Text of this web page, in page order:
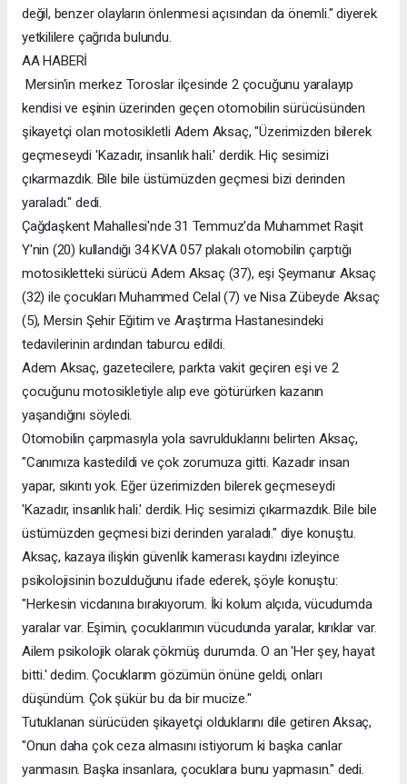
değil, benzer olayların önlenmesi açısından da önemli." diyerek
yetkililere çağrıda bulundu.
AA HABERİ
Mersin'in merkez Toroslar ilçesinde 2 çocuğunu yaralayıp
kendisi ve eşinin üzerinden geçen otomobilin sürücüsünden
şikayetçi olan motosikletli Adem Aksaç, "Üzerimizden bilerek
geçmeseydi 'Kazadır, insanlık hali.' derdik. Hiç sesimizi
çıkarmazdık. Bile bile üstümüzden geçmesi bizi derinden
yaraladı." dedi.
Çağdaşkent Mahallesi'nde 31 Temmuz'da Muhammet Raşit
Y'nin (20) kullandığı 34 KVA 057 plakalı otomobilin çarptığı
motosikletteki sürücü Adem Aksaç (37), eşi Şeymanur Aksaç
(32) ile çocukları Muhammed Celal (7) ve Nisa Zübeyde Aksaç
(5), Mersin Şehir Eğitim ve Araştırma Hastanesindeki
tedavilerinin ardından taburcu edildi.
Adem Aksaç, gazetecilere, parkta vakit geçiren eşi ve 2
çocuğunu motosikletiyle alıp eve götürürken kazanın
yaşandığını söyledi.
Otomobilin çarpmasıyla yola savrulduklarını belirten Aksaç,
"Canımıza kastedildi ve çok zorumuza gitti. Kazadır insan
yapar, sıkıntı yok. Eğer üzerimizden bilerek geçmeseydi
'Kazadır, insanlık hali.' derdik. Hiç sesimizi çıkarmazdık. Bile bile
üstümüzden geçmesi bizi derinden yaraladı." diye konuştu.
Aksaç, kazaya ilişkin güvenlik kamerası kaydını izleyince
psikolojisinin bozulduğunu ifade ederek, şöyle konuştu:
"Herkesin vicdanına bırakıyorum. İki kolum alçıda, vücudumda
yaralar var. Eşimin, çocuklarımın vücudunda yaralar, kırıklar var.
Ailem psikolojik olarak çökmüş durumda. O an 'Her şey, hayat
bitti.' dedim. Çocuklarım gözümün önüne geldi, onları
düşündüm. Çok şükür bu da bir mucize."
Tutuklanan sürücüden şikayetçi olduklarını dile getiren Aksaç,
"Onun daha çok ceza almasını istiyorum ki başka canlar
yanmasın. Başka insanlara, çocuklara bunu yapmasın." dedi.